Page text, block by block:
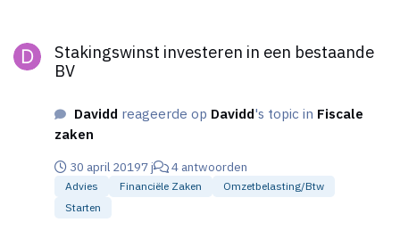
Stakingswinst investeren in een bestaande
BV
Davidd reageerde op Davidd's topic in Fiscale
zaken
30 april 20197 j 4 antwoorden
Advies Financiële Zaken
Omzetbelasting/btw
Starten